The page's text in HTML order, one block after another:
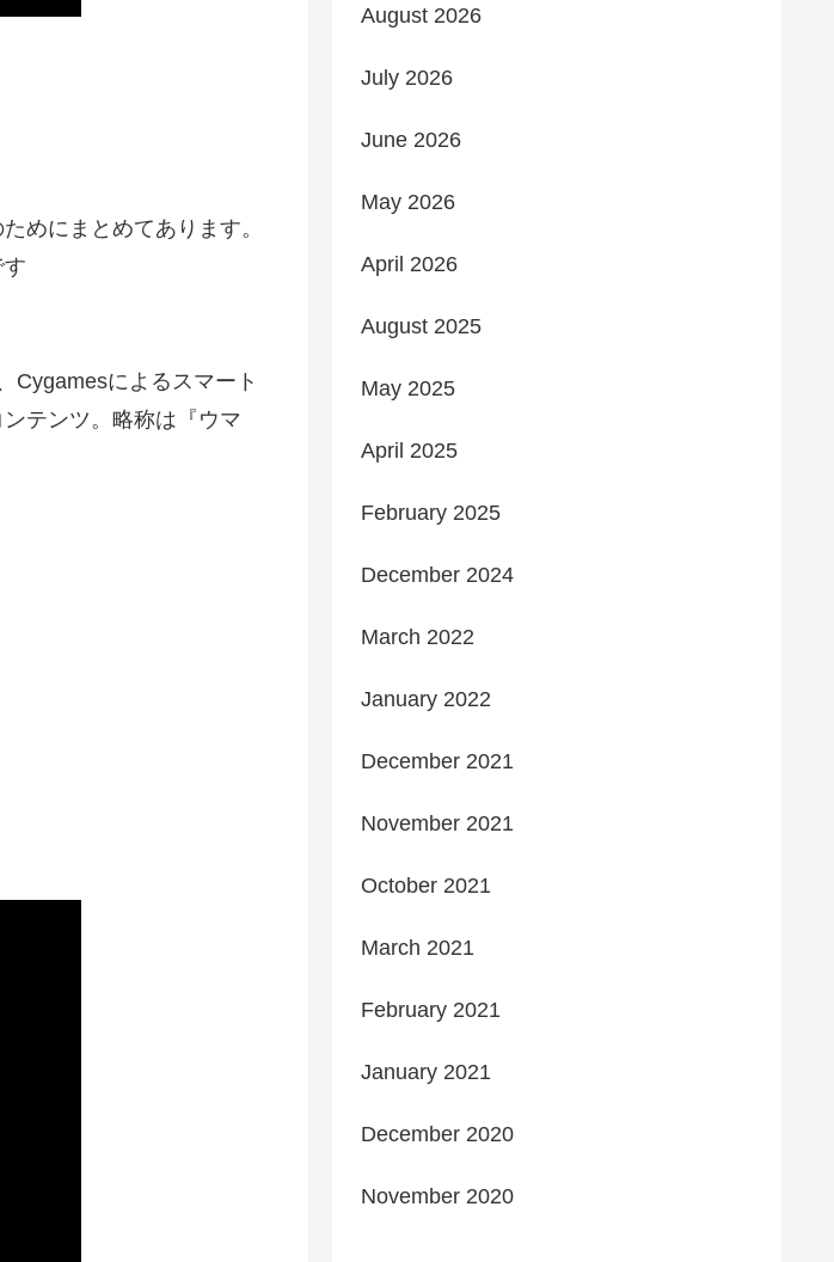
めにまとめてあります。
Cygamesによるスマート
テンツ。略称は『ウマ
August 2026
July 2026
June 2026
May 2026
April 2026
August 2025
May 2025
April 2025
February 2025
December 2024
March 2022
January 2022
December 2021
November 2021
October 2021
March 2021
February 2021
January 2021
December 2020
November 2020